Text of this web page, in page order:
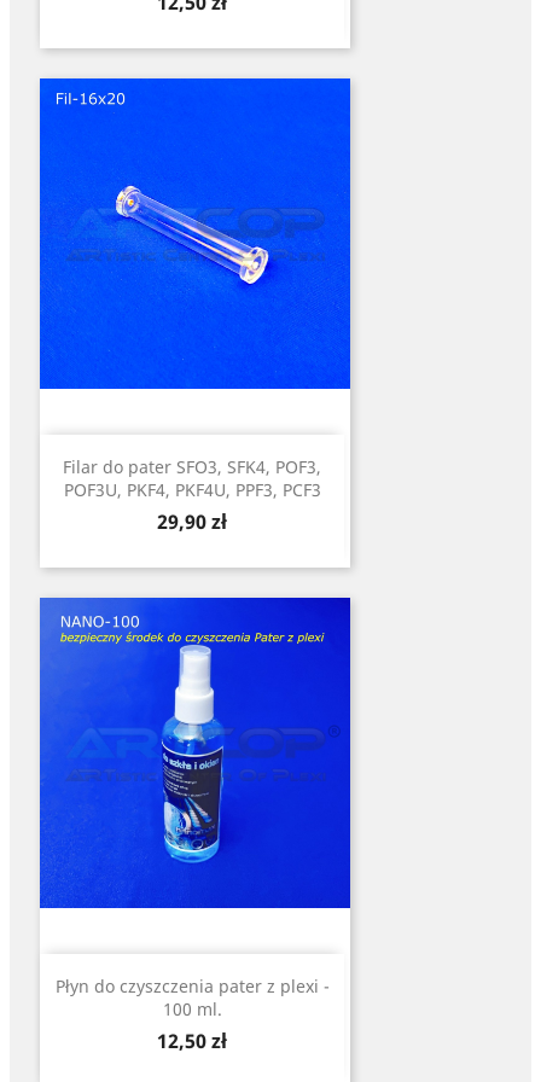
Filar do pater SFO3, SFK4, POF3,
POF3U, PKF4, PKF4U, PPF3, PCF3
Cena
29,90 zł
Płyn do czyszczenia pater z plexi -
100 ml.
Cena
12,50 zł